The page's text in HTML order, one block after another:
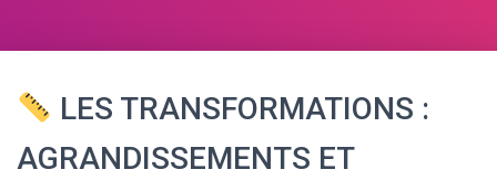
LES TRANSFORMATIONS :
AGRANDISSEMENTS ET